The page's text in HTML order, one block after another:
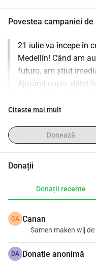
Povestea campaniei
21 iulie va începe în
Medellín! Când am
futuro, am știut
Ajutând copiii, dând
spaniolă, trebuia să
de materiale
pelerine de tuns și
recunoscători!
Citeste mai mult
Donează
Donații
Donații recente
CA Canan
Samen maken wij
DA Donatie anonimă